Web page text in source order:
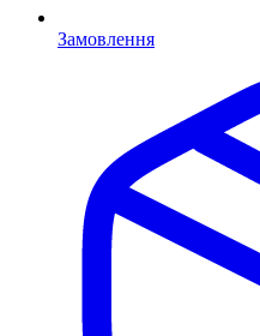
Замовлення